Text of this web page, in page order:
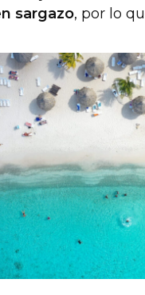
sargazo, por lo